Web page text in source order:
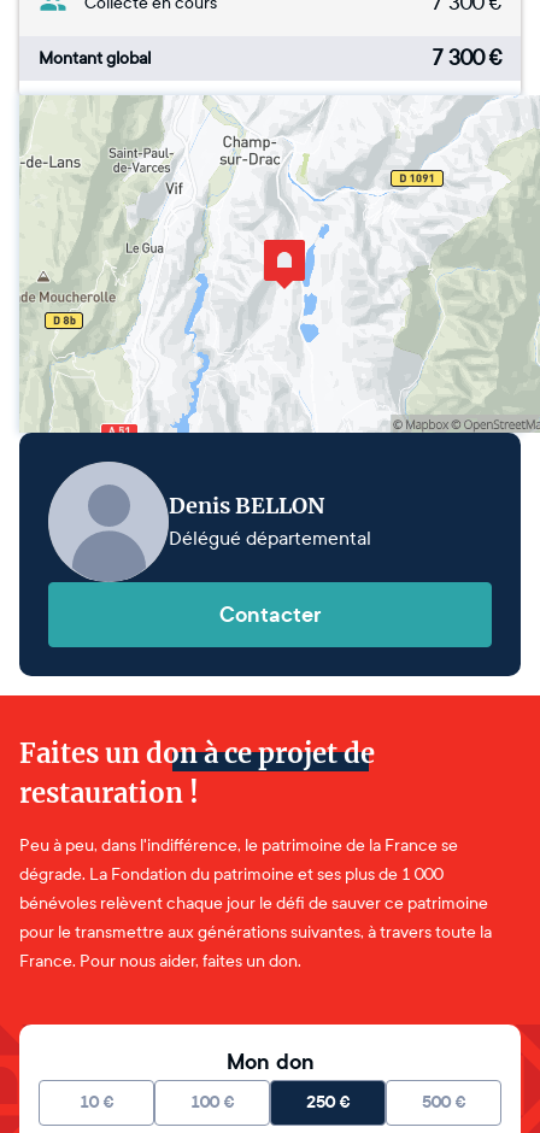
Montant global 7 300€
Denis BELLON
Délégué départemental
Contacter
Faites un don à ce projet de
restauration !
Peu à peu, dans l'indifférence, le patrimoine de la France se
dégrade. La Fondation du patrimoine et ses plus de 1 000
bénévoles relèvent chaque jour le défi de sauver ce patrimoine
pour le transmettre aux générations suivantes, à travers toute la
France. Pour nous aider, faites un don.
Mon don
10 € 100 € 250€ 500 €